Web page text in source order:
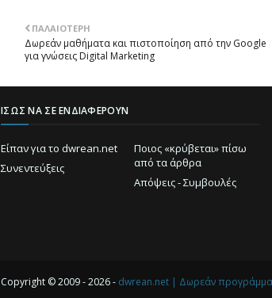
ΠΑΛΑΙΌΤΕΡΗ
Δωρεάν μαθήματα και πιστοποίηση από την Google
για γνώσεις Digital Marketing
ΊΣΩΣ ΝΑ ΣΕ ΕΝΔΙΑΦΈΡΟΥΝ
Είπαν για το dwrean.net
Ποιος «κρύβεται» πίσω
από τα άρθρα
Συνεντεύξεις
Απόψεις - Συμβουλές
Copyright © 2009 - 2026 - dwrean.net | Δωρεάν